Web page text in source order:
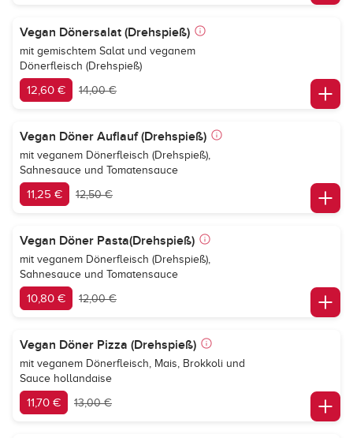
Vegan Dönersalat (Drehspieß)
mit gemischtem Salat und veganem
Dönerfleisch (Drehspieß)
12,60 € 14,00 €
Vegan Döner Auflauf (Drehspieß)
mit veganem Dönerfleisch (Drehspieß),
Sahnesauce und Tomatensauce
11,25 € 12,50 €
Vegan Döner Pasta(Drehspieß)
mit veganem Dönerfleisch (Drehspieß),
Sahnesauce und Tomatensauce
10,80 € 12,00 €
Vegan Döner Pizza (Drehspieß)
mit veganem Dönerfleisch, Mais, Brokkoli und
Sauce hollandaise
11,70 € 13,00 €